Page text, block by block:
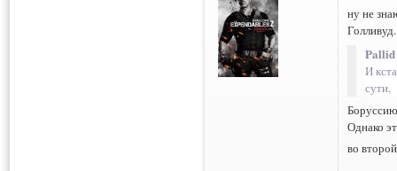
ну не
Pallid
И
сути,
Однако
во